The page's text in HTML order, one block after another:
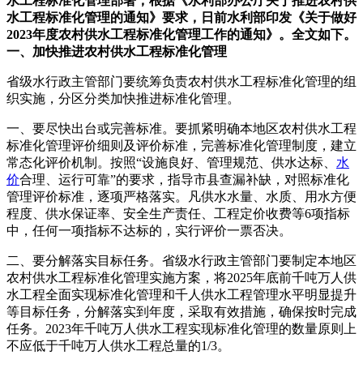
水工程标准化管理的通知》要求，日前水利部印发《关于做好
2023年度农村供水工程标准化管理工作的通知》。全文如下。
一、加快推进农村供水工程标准化管理
省级水行政主管部门要统筹负责农村供水工程标准化管理的组
织实施，分区分类加快推进标准化管理。
一、要尽快出台或完善标准。要抓紧明确本地区农村供水工程
标准化管理评价细则及评价标准，完善标准化管理制度，建立
常态化评价机制。按照“设施良好、管理规范、供水达标、 水
价合理、运行可靠”的要求，指导市县查漏补缺，对照标准化
管理评价标准，逐项严格落实。凡供水水量、水质、用水方便
程度、供水保证率、安全生产责任、工程定价收费等6项指标
中，任何一项指标不达标的，实行评价一票否决。
二、要分解落实目标任务。省级水行政主管部门要制定本地区
农村供水工程标准化管理实施方案，将2025年底前千吨万人供
水工程全面实现标准化管理和千人供水工程管理水平明显提升
等目标任务，分解落实到年度，采取有效措施，确保按时完成
任务。2023年千吨万人供水工程实现标准化管理的数量原则上
不应低于千吨万人供水工程总量的1/3。